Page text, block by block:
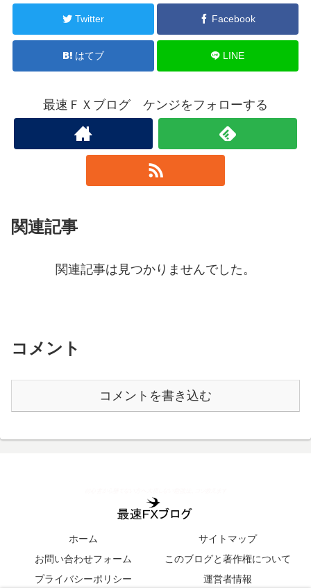
Twitter Facebook
はてブ LINE
最速ＦＸブログ ケンジをフォローする
関連記事
関連記事は見つかりませんでした。
コメント
コメントを書き込む
ホーム
サイトマップ
お問い合わせフォーム
このブログと著作権について
プライバシーポリシー
運営者情報